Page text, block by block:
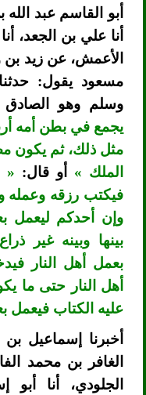
أبو القاسم عبد
أنا علي بن الجعد،
الأعمش، عن زيد
مسعود يقول:
وسلم وهو الصادق
يجمع في بطن أمه
مثل ذلك، ثم يكون
الملك » أو قال: «
فيكتب رزقه وعمله
وإن أحدكم ليعمل
بينها وبينه غير
بعمل أهل النار
أهل النار حتى ما
عليه الكتاب فيعمل
أخبرنا إسماعيل بن
الغافر بن محمد
الجلودي، أنا